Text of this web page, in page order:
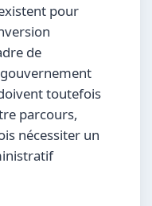
pour
de
toutefois
parcours,
nécessiter un